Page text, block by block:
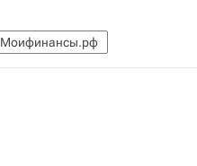
Моифинансы.рф